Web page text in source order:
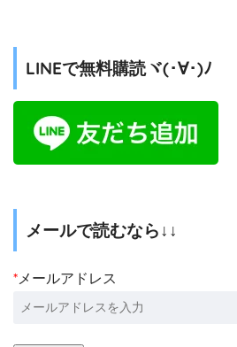
LINEで無料購読ヾ(･∀･)ﾉ
メールで読むなら↓↓
*メールアドレス